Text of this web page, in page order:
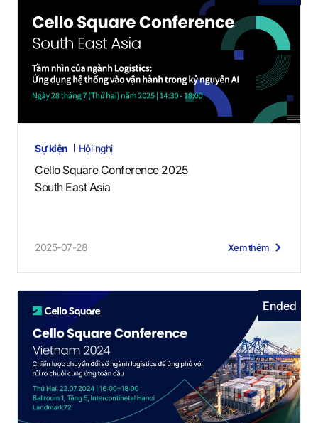
Sự kiện Hội nghị
Cello Square Conference 2025
South East Asia
2025-07-28 Xem thêm
Ended